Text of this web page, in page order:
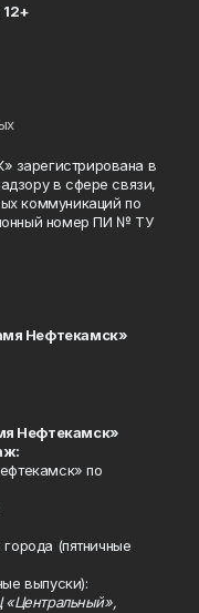
12+
зарегистрирована в
в сфере связи,
коммуникаций по
номер ПИ № ТУ
Нефтекамск»
Нефтекамск»
по
(пятничные
выпуски):
«Центральный»,